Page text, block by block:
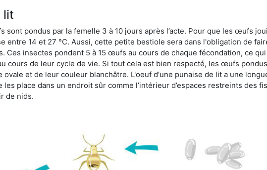
lit
sont pondus par la femelle 3 à 10 jours après l’acte. Pour que les œufs
entre 14 et 27 °C. Aussi, cette petite bestiole sera dans l'obligation de
Ces insectes pondent 5 à 15 œufs au cours de chaque fécondation, ce
cours de leur cycle de vie. Si tout cela est bien respecté, les œufs
ovale et de leur couleur blanchâtre. L'oeuf d'une punaise de lit a une
place dans un endroit sûr comme l’intérieur d’espaces restreints des
de nids.